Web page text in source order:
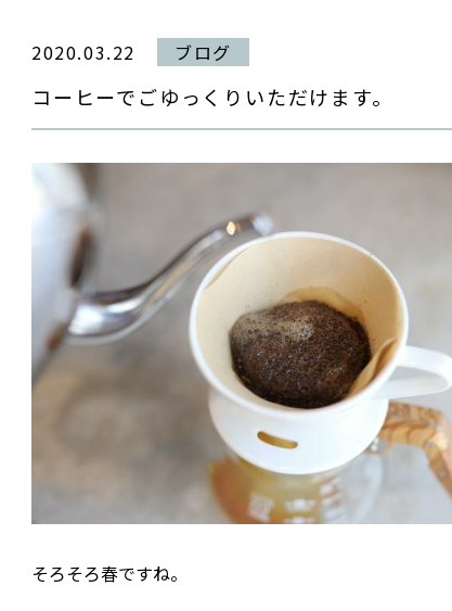
2020.03.22 ブログ
コーヒーでごゆっくりいただけます。
そろそろ春ですね。